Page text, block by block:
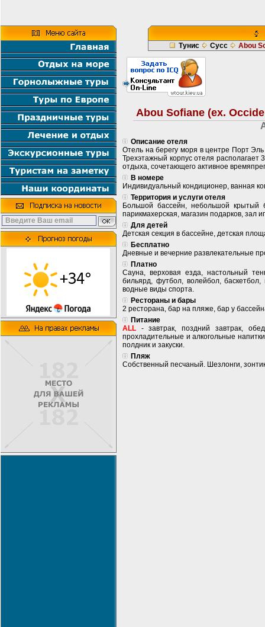
Тунис Сусс Abou
Abou Sofiane (ex.
Описание отеля
Отель на берегу моря в центре Порт
Трехэтажный корпус отеля
отдыха, сочетающего активное
В номере
Индивидуальный кондиционер, ванная
Территория и услуги отеля
Большой бассейн, небольшой крытый
парикмахерская, магазин подарков, зал
Для детей
Детская секция в бассейне, детская
Бесплатно
Дневные и вечерние развлекательные
Платно
Сауна, верховая езда, настольный
бильярд, футбол, волейбол,
водные виды спорта.
Рестораны и бары
2 ресторана, бар на пляже, бар у
Питание
ALL - завтрак, поздний завтрак,
прохладительные и алкогольные
полдник и закуски.
Пляж
Собственный песчаный. Шезлонги,